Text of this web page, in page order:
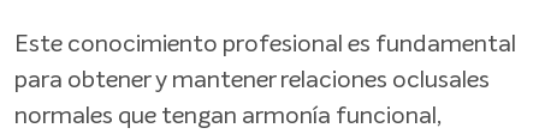
Este conocimiento profesional es fundamental
para obtener y mantener relaciones oclusales
normales que tengan armonía funcional,